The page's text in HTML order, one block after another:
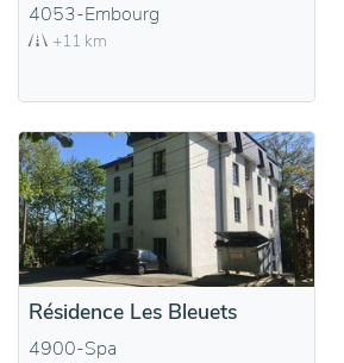
4053-Embourg
+11 km
Résidence Les Bleuets
4900-Spa